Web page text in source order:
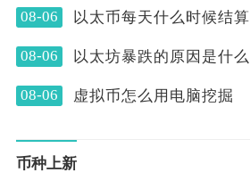
08-06 以太币每天什么时候结算
08-06 以太坊暴跌的原因是什么
08-06 虚拟币怎么用电脑挖掘
币种上新